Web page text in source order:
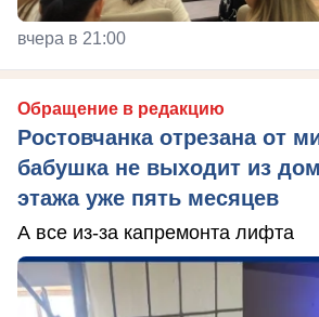
вчера в 21:00
Обращение в редакцию
Ростовчанка отрезана от
бабушка не выходит из
этажа уже пять месяцев
А все из-за капремонта лифта